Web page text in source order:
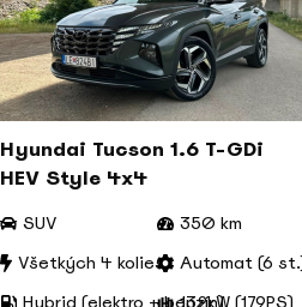
Hyundai Tucson 1.6 T-GDi
HEV Style 4x4
SUV
350 km
Všetkých 4 kolies
Automat (6 st.)
Hybrid (elektro + benzín)132kW (179PS)